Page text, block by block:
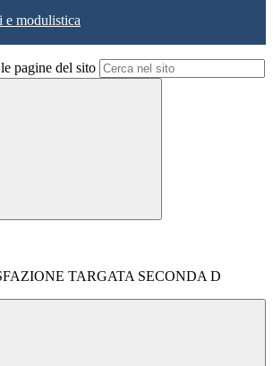
modulistica
pagine del sito
TARGATA SECONDA D